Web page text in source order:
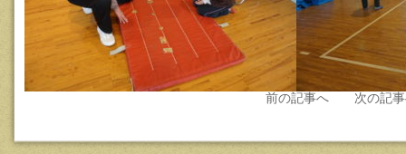
前の記事へ 次の記